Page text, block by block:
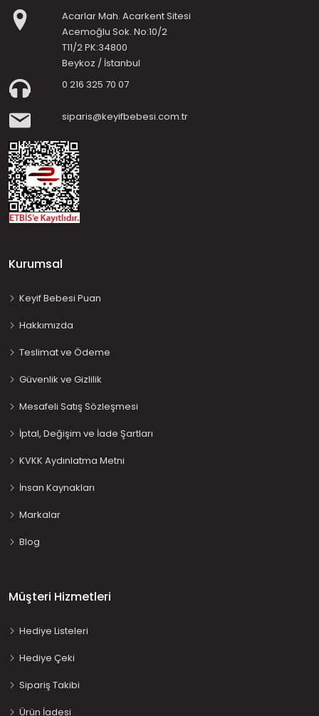
Acarlar Mah. Acarkent Sitesi
Acemoğlu Sok. No:10/2
T11/2 PK:34800
Beykoz / İstanbul
0 216 325 70 07
siparis@keyifbebesi.com.tr
Kurumsal
Keyif Bebesi Puan
Hakkımızda
Teslimat ve Ödeme
Güvenlik ve Gizlilik
Mesafeli Satış Sözleşmesi
İptal, Değişim ve İade Şartları
KVKK Aydınlatma Metni
İnsan Kaynakları
Markalar
Blog
Müşteri Hizmetleri
Hediye Listeleri
Hediye Çeki
Sipariş Takibi
Ürün İadesi